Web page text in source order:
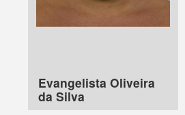
Evangelista Oliveira
da Silva